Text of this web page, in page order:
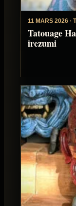
11 MARS 2026 ·
Tatouage
irezumi